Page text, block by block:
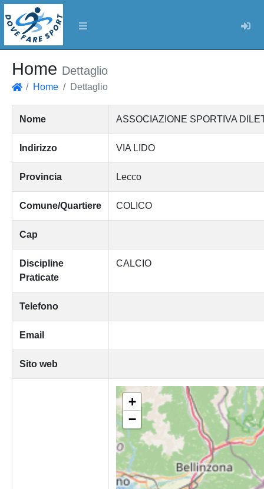
Home Dettaglio
Home Dettaglio
Nome ASSOCIAZIONE SPORTIVA
Indirizzo VIA LIDO
Provincia Lecco
Comune/Quartiere COLICO
Cap
Discipline
Praticate
CALCIO
Telefono
Email
Sito web
+
−